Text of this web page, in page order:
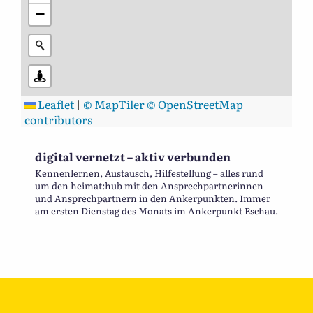
−
Leaflet | © MapTiler© OpenStreetMap
contributors
digital vernetzt – aktiv verbunden
Kennenlernen, Austausch, Hilfestellung – alles rund
um den heimat:hub mit den Ansprechpartnerinnen
und Ansprechpartnern in den Ankerpunkten. Immer
am ersten Dienstag des Monats im Ankerpunkt Eschau.